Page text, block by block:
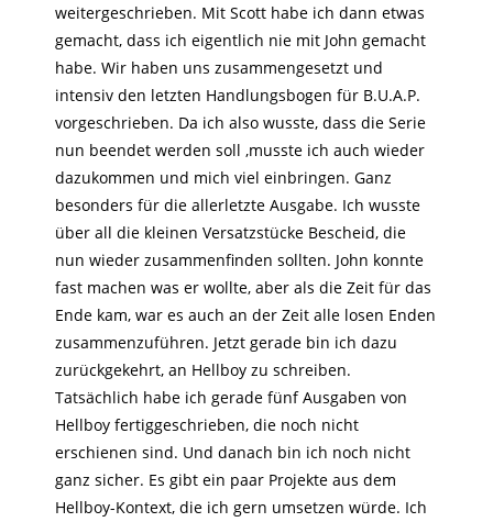
weitergeschrieben. Mit Scott habe ich dann etwas
gemacht, dass ich eigentlich nie mit John gemacht
habe. Wir haben uns zusammengesetzt und
intensiv den letzten Handlungsbogen für B.U.A.P.
vorgeschrieben. Da ich also wusste, dass die Serie
nun beendet werden soll ,musste ich auch wieder
dazukommen und mich viel einbringen. Ganz
besonders für die allerletzte Ausgabe. Ich wusste
über all die kleinen Versatzstücke Bescheid, die
nun wieder zusammenfinden sollten. John konnte
fast machen was er wollte, aber als die Zeit für das
Ende kam, war es auch an der Zeit alle losen Enden
zusammenzuführen. Jetzt gerade bin ich dazu
zurückgekehrt, an Hellboy zu schreiben.
Tatsächlich habe ich gerade fünf Ausgaben von
Hellboy fertiggeschrieben, die noch nicht
erschienen sind. Und danach bin ich noch nicht
ganz sicher. Es gibt ein paar Projekte aus dem
Hellboy-Kontext, die ich gern umsetzen würde. Ich